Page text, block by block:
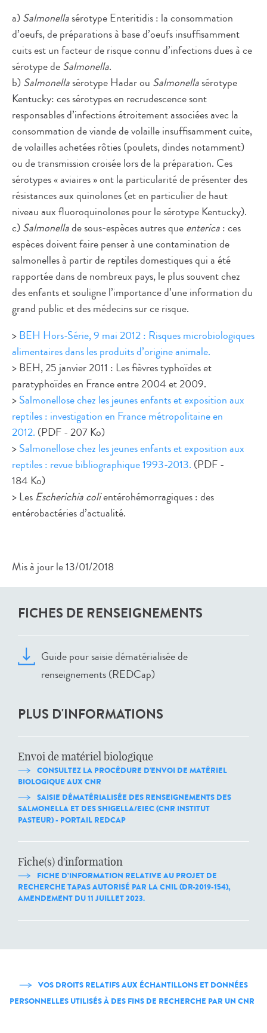
a)Salmonellasérotype Enteritidis : la consommation
d’oeufs, de préparations à base d’oeufs insuffisamment
cuits est un facteur de risque connu d’infections dues à ce
sérotype deSalmonella.
b)Salmonellasérotype Hadar ou Salmonellasérotype
Kentucky: ces sérotypes en recrudescence sont
responsables d’infections étroitement associées avec la
consommation de viande de volaille insuffisamment cuite,
de volailles achetées rôties (poulets, dindes notamment)
ou de transmission croisée lors de la préparation. Ces
sérotypes « aviaires » ont la particularité de présenter des
résistances aux quinolones (et en particulier de haut
niveau aux fluoroquinolones pour le sérotype Kentucky).
c)Salmonellade sous-espèces autres queenterica: ces
espèces doivent faire penser à une contamination de
salmonelles à partir de reptiles domestiques qui a été
rapportée dans de nombreux pays, le plus souvent chez
des enfants et souligne l’importance d’une information du
grand public et des médecins sur ce risque.
>BEH Hors-Série, 9 mai 2012 : Risques microbiologiques
alimentaires dans les produits d’origine animale.
> BEH, 25 janvier 2011 : Les fièvres typhoïdes et
paratyphoïdes en France entre 2004 et 2009.
>Salmonellose chez les jeunes enfants et exposition aux
reptiles : investigation en France métropolitaine en
2012. (PDF - 207 Ko)
>Salmonellose chez les jeunes enfants et exposition aux
reptiles : revue bibliographique 1993-2013. (PDF -
184 Ko)
> Les Escherichia colientérohémorragiques : des
entérobactéries d’actualité.
Mis à jour le 13/01/2018
FICHES DE RENSEIGNEMENTS
Guide pour saisie dématérialisée de
renseignements (REDCap)
PLUS D'INFORMATIONS
Envoi de matériel biologique
CONSULTEZ LA PROCÉDURE D'ENVOI DE MATÉRIEL
BIOLOGIQUE AUX CNR
SAISIE DÉMATÉRIALISÉE DES RENSEIGNEMENTS DES
SALMONELLA ET DES SHIGELLA/EIEC (CNR INSTITUT
PASTEUR) - PORTAIL REDCAP
Fiche(s) d'information
FICHE D’INFORMATION RELATIVE AU PROJET DE
RECHERCHE TAPAS AUTORISÉ PAR LA CNIL (DR-2019-154),
AMENDEMENT DU 11 JUILLET 2023.
VOS DROITS RELATIFS AUX ÉCHANTILLONS ET DONNÉES
PERSONNELLES UTILISÉS À DES FINS DE RECHERCHE PAR UN CNR